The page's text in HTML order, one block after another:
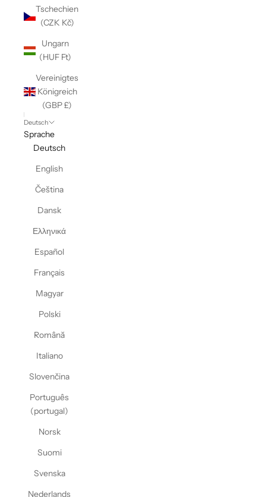
Tschechien
(CZK Kč)
Ungarn
(HUF Ft)
Vereinigtes
Königreich
(GBP £)
Deutsch
Sprache
Deutsch
English
Čeština
Dansk
Ελληνικά
Español
Français
Magyar
Polski
Română
Italiano
Slovenčina
Português
(portugal)
Norsk
Suomi
Svenska
Nederlands